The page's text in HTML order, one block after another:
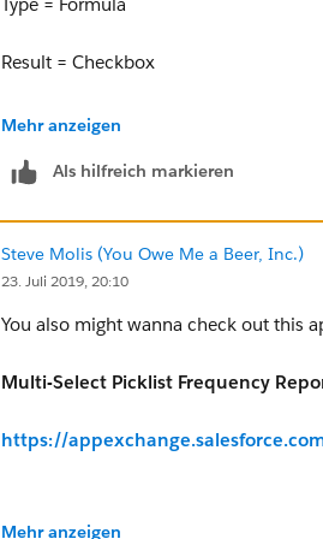
Result = Checkbox
Formula =
INCLUDES(Multi_Picklist__c,
INCLUDES(Multi_Picklist__c,
Mehr anzeigen
Als hilfreich markieren
Steve Molis (You Owe Me a Beer, Inc.)
23. Juli 2019, 20:10
You also might wanna check out this
Multi-Select Picklist Frequency
https://
Mehr anzeigen